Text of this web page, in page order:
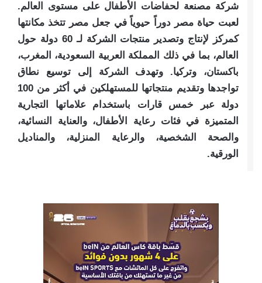
شركة مصنعة لحفاضات الأطفال على مستوى العالم.
لعبت حياة مصر دوراً حيوياً في جعل مصر تتخذ مكانتها
كمركز لإنتاج وتصدير منتجات الشركة لـ 60 دولة حول
العالم، بما في ذلك المملكة العربية السعودية، المغرب،
باكستان، وتركيا. وتهدف الشركة إلى توسيع نطاق
تواجدها وتقديم منتجاتها للمستهلكين في أكثر من 100
دولة عبر خمس قارات باستخدام علاماتها التجارية
المتميزة في فئات رعاية الأطفال، والعناية النسائية،
والصحة الشخصية، والرعاية المنزلية، والمناديل
الورقية.